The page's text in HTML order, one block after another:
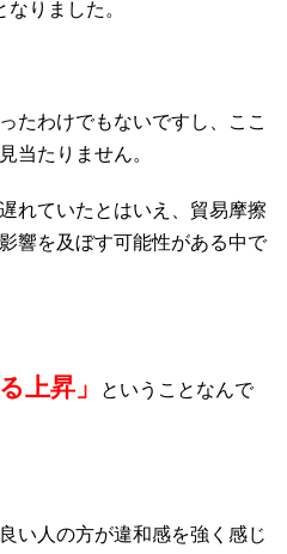
りました。
たわけでもないですし、ここ
当たりません。
れていたとはいえ、貿易摩擦
響を及ぼす可能性がある中で
上昇」
ということなんで
い人の方が違和感を強く感じ